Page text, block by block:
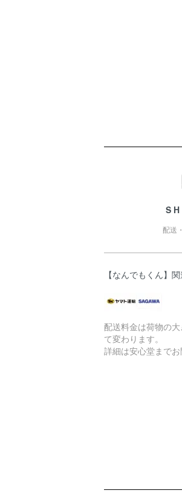
配送
【なんでもくん】
配送料金は荷物の
て変わります。
詳細は安心堂までお